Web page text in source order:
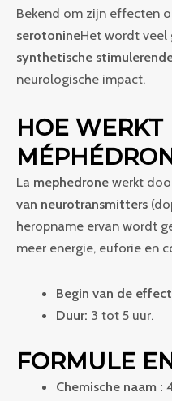
Bekend om zijn effecten
serotonineHet wordt veel
synthetische
neurologische impact.
HOE WERKT
La mephedrone werkt
van neurotransmitters
heropname ervan wordt
meer energie, euforie en
Begin van de
Duur: 3 tot 5 uur.
FORMULE
Chemische naam :